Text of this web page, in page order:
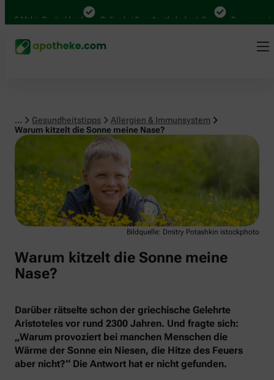
Mal in Deutschland Online bei Ihrer Apotheke bestellen Bequem
... Gesundheitstipps
Allergien & Immunsystem
Warum kitzelt die Sonne meine Nase?
Allergien & Immunsystem
Bildquelle: Dmitry Potashkin istockphoto
Warum kitzelt die Sonne meine
Nase?
Darüber rätselte schon der griechische Gelehrte
Aristoteles vor rund 2300 Jahren. Und fragte sich:
„Warum provoziert bei manchen Menschen die
Wärme der Sonne ein Niesen, die Hitze des Feuers
aber nicht?“ Die Antwort hat er nicht gefunden.